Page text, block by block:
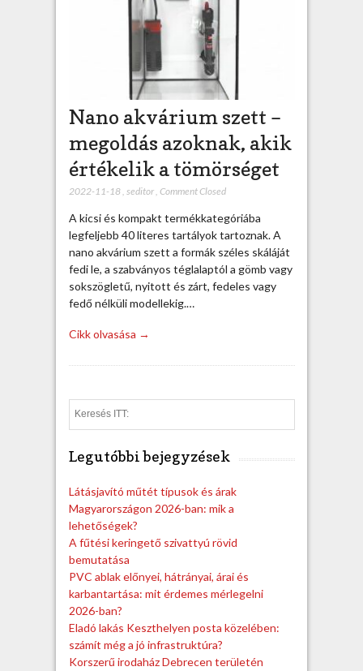
Nano akvárium szett –
megoldás azoknak, akik
értékelik a tömörséget
2022-11-18, seditor, Comment Closed
A kicsi és kompakt termékkategóriába
legfeljebb 40 literes tartályok tartoznak. A
nano akvárium szett a formák széles skáláját
fedi le, a szabványos téglalaptól a gömb vagy
sokszögletű, nyitott és zárt, fedeles vagy
fedő nélküli modellekig.…
Cikk olvasása →
e
Legutóbbi bejegyzések
Látásjavító műtét típusok és árak
Magyarországon 2026-ban: mik a
lehetőségek?
A fűtési keringető szivattyú rövid
bemutatása
PVC ablak előnyei, hátrányai, árai és
karbantartása: mit érdemes mérlegelni
2026-ban?
Eladó lakás Keszthelyen posta közelében:
számít még a jó infrastruktúra?
Korszerű irodaház Debrecen területén